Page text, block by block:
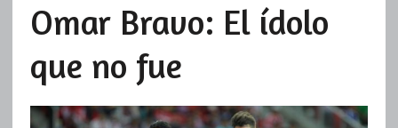
Omar Bravo: El ídolo
que no fue